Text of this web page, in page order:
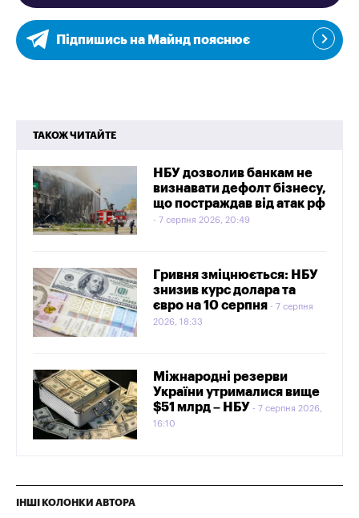
Підпишись на Майнд пояснює
ТАКОЖ ЧИТАЙТЕ
НБУ дозволив банкам не
визнавати дефолт бізнесу,
що постраждав від атак рф
7 серпня 2026, 20:49
Гривня зміцнюється: НБУ
знизив курс долара та
євро на 10 серпня
7 серпня
2026, 18:33
Міжнародні резерви
України утрималися вище
$51 млрд – НБУ
7 серпня 2026,
16:10
ІНШІ КОЛОНКИ АВТОРА